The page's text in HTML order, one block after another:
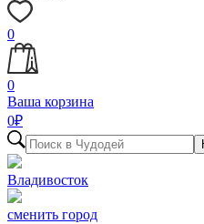
0
0
Ваша корзина
0₽
Владивосток
сменить город